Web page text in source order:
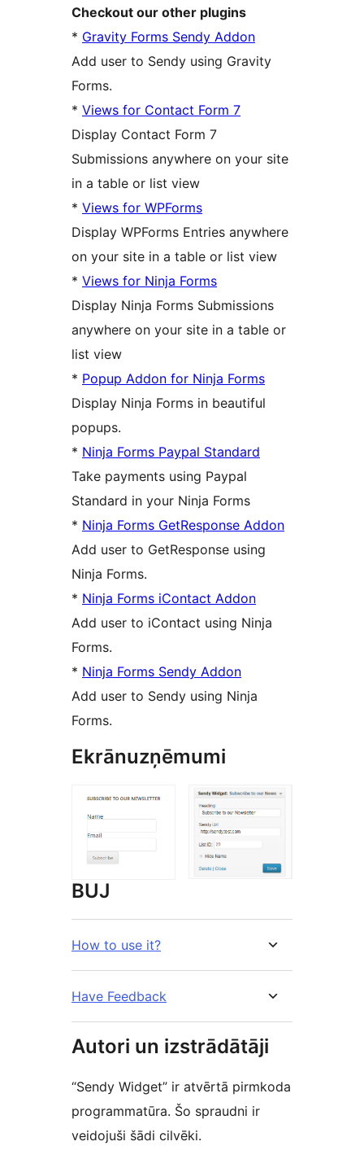
Checkout our other plugins
* Gravity Forms Sendy Addon
Add user to Sendy using Gravity
Forms.
* Views for Contact Form 7
Display Contact Form 7
Submissions anywhere on your site
in a table or list view
* Views for WPForms
Display WPForms Entries anywhere
on your site in a table or list view
* Views for Ninja Forms
Display Ninja Forms Submissions
anywhere on your site in a table or
list view
* Popup Addon for Ninja Forms
Display Ninja Forms in beautiful
popups.
* Ninja Forms Paypal Standard
Take payments using Paypal
Standard in your Ninja Forms
* Ninja Forms GetResponse Addon
Add user to GetResponse using
Ninja Forms.
* Ninja Forms iContact Addon
Add user to iContact using Ninja
Forms.
* Ninja Forms Sendy Addon
Add user to Sendy using Ninja
Forms.
Ekrānuzņēmumi
BUJ
How to use it?
Have Feedback
Autori un izstrādātāji
“Sendy Widget” ir atvērtā pirmkoda
programmatūra. Šo spraudni ir
veidojuši šādi cilvēki.